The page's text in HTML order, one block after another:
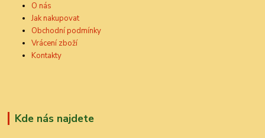
O nás
Jak nakupovat
Obchodní podmínky
Vrácení zboží
Kontakty
Kde nás najdete